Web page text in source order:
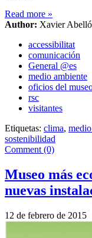
Read more »
Author: Xavier Abelló
accessibilitat
comunicación
General @es
medio ambiente
oficios del
rsc
visitantes
Etiquetas: clima,
sostenibilidad
Comment (0)
Museo más
nuevas
12 de febrero de 2015